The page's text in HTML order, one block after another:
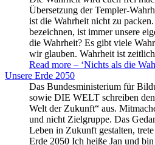
Übersetzung der Templer-
ist die Wahrheit nicht zu
bezeichnen, ist immer unsere
die Wahrheit? Es gibt viele
wir glauben. Wahrheit ist
Read more – ‘Nichts als die
Unsere Erde 2050
Das Bundesministerium für
sowie DIE WELT schreiben
Welt der Zukunft“ aus.
und nicht Zielgruppe. Das
Leben in Zukunft gestalten,
Erde 2050 Ich heiße Jan und